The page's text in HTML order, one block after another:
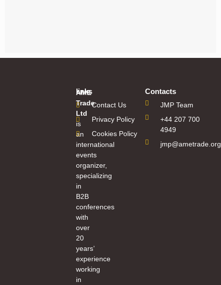
AME
Trade
Ltd
is
an
international
events
organizer,
specializing
in
B2B
conferences
with
over
20
years’
experience
working
in
links
Contact Us
Privacy Policy
Cookies Policy
Contacts
JMP Team
+44 207 700
4949
jmp@ametrade.org